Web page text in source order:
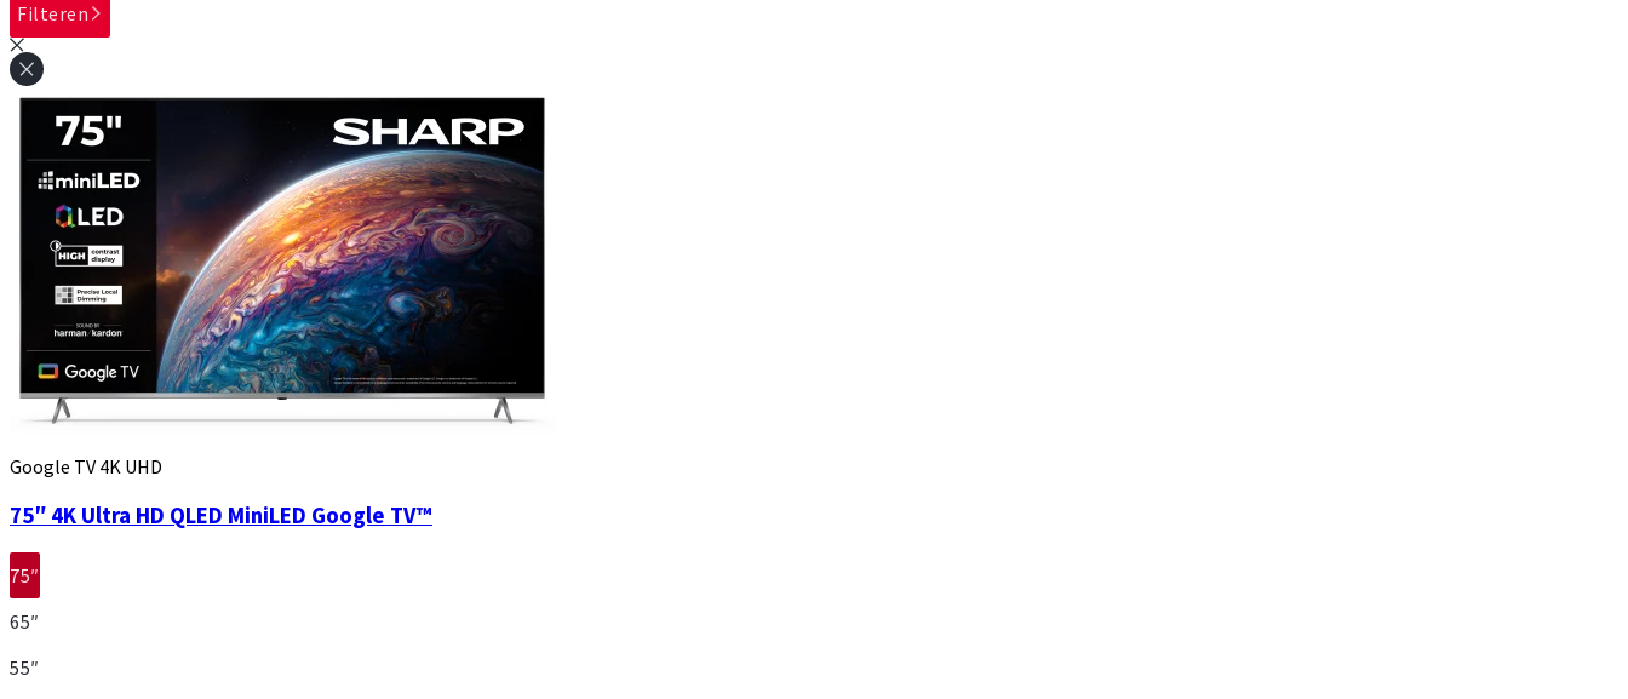
Filteren
Google TV 4K UHD
75″ 4K Ultra HD QLED MiniLED Google TV™
75″
65″
55″